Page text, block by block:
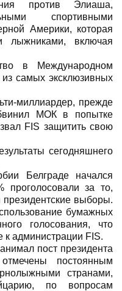
против Элиаша,
спортивными
Америки, которая
лыжниками, включая
в Международном
самых эксклюзивных
миллиардер, прежде
МОК в попытке
FIS защитить свою
сегодняшнего
Белграде начался
проголосовали за то,
выборы.
бумажных
голосования, что
к администрации FIS.
пост президента
постоянным
странами,
по вопросам